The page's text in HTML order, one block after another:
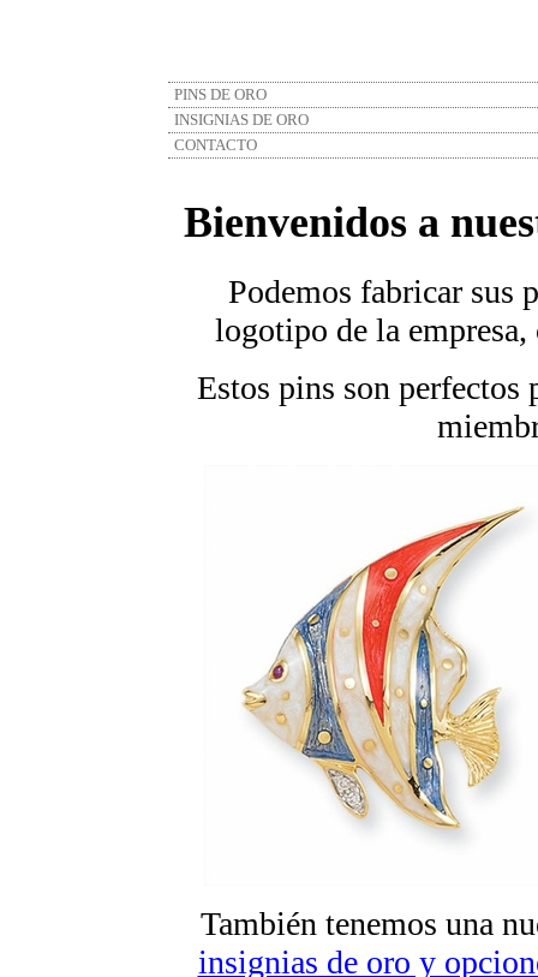
PINS DE ORO
INSIGNIAS DE ORO
CONTACTO
Bienvenidos a
Podemos fabricar sus
logotipo de la
Estos pins son perfectos
También tenemos una
insignias de oro y